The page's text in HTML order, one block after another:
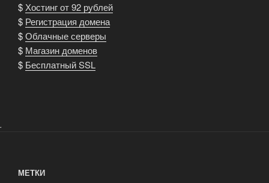
$Хостинг от 92 рублей
$ Регистрация домена
$Облачные серверы
$ Магазин доменов
$ Бесплатный SSL
.
МЕТКИ